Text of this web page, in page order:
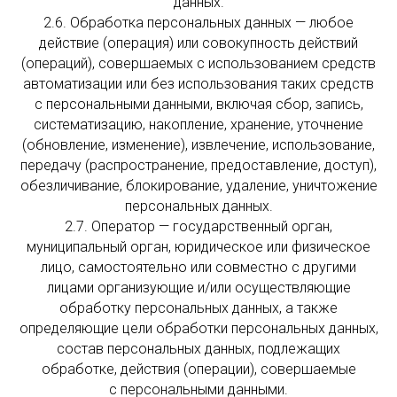
2.6. Обработка персональных данных — любое
действие (операция) или совокупность действий
(операций), совершаемых с использованием средств
автоматизации или без использования таких средств
с персональными данными, включая сбор, запись,
систематизацию, накопление, хранение, уточнение
(обновление, изменение), извлечение, использование,
передачу (распространение, предоставление, доступ),
обезличивание, блокирование, удаление, уничтожение
персональных данных.
2.7. Оператор — государственный орган,
муниципальный орган, юридическое или физическое
лицо, самостоятельно или совместно с другими
лицами организующие и/или осуществляющие
обработку персональных данных, а также
определяющие цели обработки персональных данных,
состав персональных данных, подлежащих
обработке, действия (операции), совершаемые
с персональными данными.